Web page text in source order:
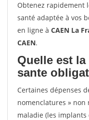
Obtenez rapidement
santé adaptée à vos
en ligne à CAEN La
CAEN.
Quelle est
sante
Certaines dépenses
nomenclatures »
maladie (les